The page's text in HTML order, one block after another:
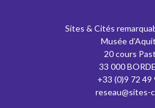
Sites & Cités
Musée
20 cours
33 000
+33 (0)9 72 49
reseau@sites-